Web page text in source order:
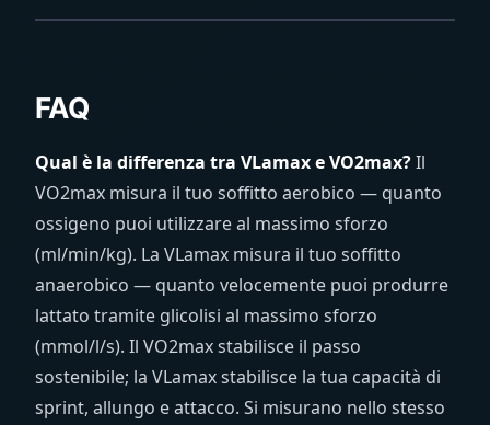
FAQ
Qual è la differenza tra VLamax e VO2max?Il
VO2max misura il tuo soffitto aerobico — quanto
ossigeno puoi utilizzare al massimo sforzo
(ml/min/kg). La VLamax misura il tuo soffitto
anaerobico — quanto velocemente puoi produrre
lattato tramite glicolisi al massimo sforzo
(mmol/l/s). Il VO2max stabilisce il passo
sostenibile; la VLamax stabilisce la tua capacità di
sprint, allungo e attacco. Si misurano nello stesso